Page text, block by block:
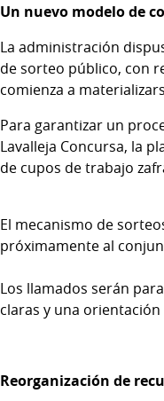
Un nuevo modelo de
La administración
de sorteo público, con
comienza a
Para garantizar un
Lavalleja Concursa, la
de cupos de trabajo
El mecanismo de
próximamente al
Los llamados serán
claras y una
Reorganización de